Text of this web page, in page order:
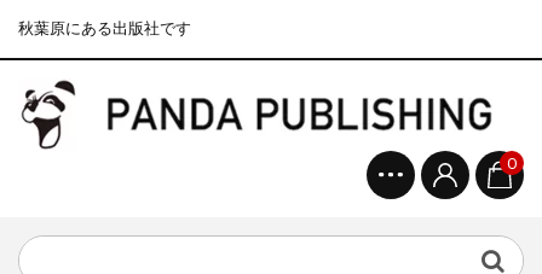
秋葉原にある出版社です
0
『F-2超入門』（関 賢太郎）三刷...